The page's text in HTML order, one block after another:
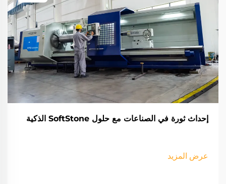
إحداث ثورة في الصناعات مع حلول SoftStone الذكية
عرض المزيد